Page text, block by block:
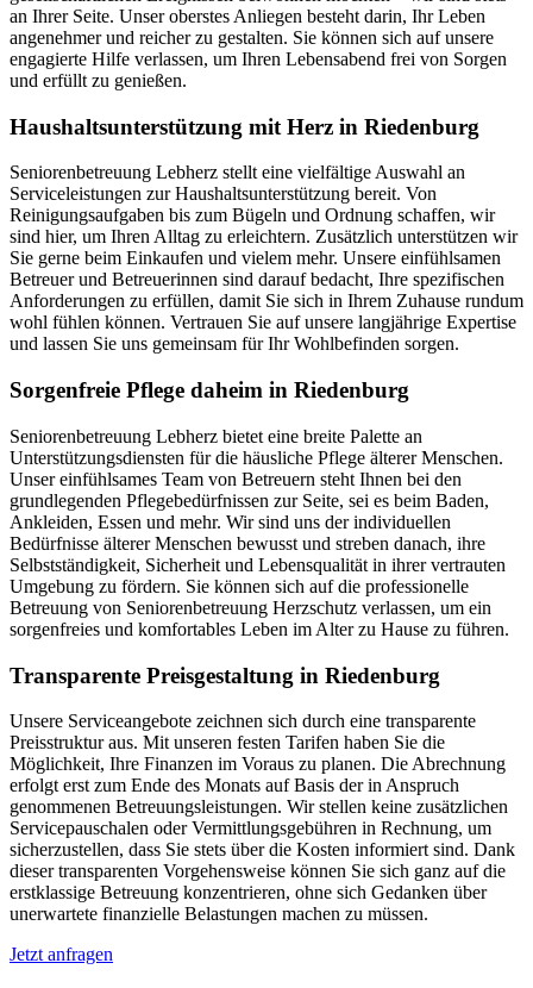
an Ihrer Seite. Unser oberstes Anliegen besteht darin, Ihr Leben
angenehmer und reicher zu gestalten. Sie können sich auf unsere
engagierte Hilfe verlassen, um Ihren Lebensabend frei von Sorgen
und erfüllt zu genießen.
Haushalts­unterstützung mit Herz in Riedenburg
Seniorenbetreuung Lebherz stellt eine vielfältige Auswahl an
Serviceleistungen zur Haushaltsunterstützung bereit. Von
Reinigungsaufgaben bis zum Bügeln und Ordnung schaffen, wir
sind hier, um Ihren Alltag zu erleichtern. Zusätzlich unterstützen wir
Sie gerne beim Einkaufen und vielem mehr. Unsere einfühlsamen
Betreuer und Betreuerinnen sind darauf bedacht, Ihre spezifischen
Anforderungen zu erfüllen, damit Sie sich in Ihrem Zuhause rundum
wohl fühlen können. Vertrauen Sie auf unsere langjährige Expertise
und lassen Sie uns gemeinsam für Ihr Wohlbefinden sorgen.
Sorgenfreie Pflege daheim in Riedenburg
Seniorenbetreuung Lebherz bietet eine breite Palette an
Unterstützungsdiensten für die häusliche Pflege älterer Menschen.
Unser einfühlsames Team von Betreuern steht Ihnen bei den
grundlegenden Pflegebedürfnissen zur Seite, sei es beim Baden,
Ankleiden, Essen und mehr. Wir sind uns der individuellen
Bedürfnisse älterer Menschen bewusst und streben danach, ihre
Selbstständigkeit, Sicherheit und Lebensqualität in ihrer vertrauten
Umgebung zu fördern. Sie können sich auf die professionelle
Betreuung von Seniorenbetreuung Herzschutz verlassen, um ein
sorgenfreies und komfortables Leben im Alter zu Hause zu führen.
Transparente Preisgestaltung in Riedenburg
Unsere Serviceangebote zeichnen sich durch eine transparente
Preisstruktur aus. Mit unseren festen Tarifen haben Sie die
Möglichkeit, Ihre Finanzen im Voraus zu planen. Die Abrechnung
erfolgt erst zum Ende des Monats auf Basis der in Anspruch
genommenen Betreuungsleistungen. Wir stellen keine zusätzlichen
Servicepauschalen oder Vermittlungsgebühren in Rechnung, um
sicherzustellen, dass Sie stets über die Kosten informiert sind. Dank
dieser transparenten Vorgehensweise können Sie sich ganz auf die
erstklassige Betreuung konzentrieren, ohne sich Gedanken über
unerwartete finanzielle Belastungen machen zu müssen.
Jetzt anfragen